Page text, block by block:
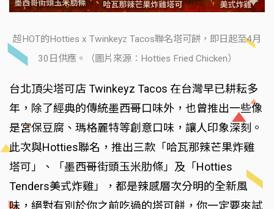
超HOT的Hotties x Twinkeyz Tacos聯名塔可餅，即日起至4月
30日供應。（圖片來源：Hotties Fried Chicken）
台北頂尖塔可店 Twinkeyz Tacos 在台灣早已耕耘多
年，除了經典的傳統墨西哥口味外，也曾推出一些像
是宮保豆腐、瑪格麗特等創意口味，讓人印象深刻。
此次與Hotties聯名，推出三款「哈瓦那辣芒果炸雞
塔可」、「墨西哥街頭玉米肋條」及「Hotties
Tenders美式炸雞」，都是辣感層次分明的全新風
味，絕對有別於你之前吃過的塔可餅，你一定要來試